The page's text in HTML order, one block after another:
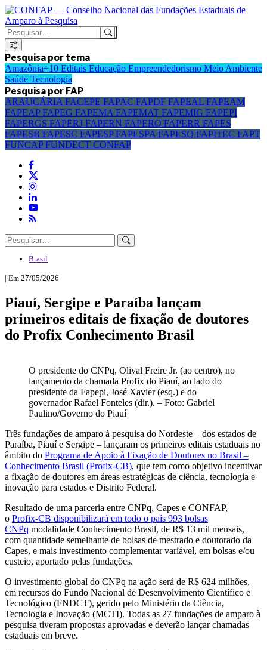
Pesquisa por tema
Amazônia+10 Editais Educação Empreendedorismo Meio Ambiente
Saúde Tecnologia
Pesquisa por FAP
ARAUCÁRIA FACEPE FAPAC FAPDF FAPEAL FAPEAM
FAPEAPFAPEG FAPEMA FAPEMAT FAPEMIG FAPEPI
FAPERGS FAPERJ FAPERN FAPERO FAPERR FAPES
FAPESB FAPESC FAPESPFAPESPA FAPESQ FAPITEC FAPT
FUNCAPFUNDECT CONFAP
Brasil
| Em 27/05/2026
Piauí, Sergipe e Paraíba lançam
primeiros editais de fixação de doutores
do Profix Conhecimento Brasil
O presidente do CNPq, Olival Freire Jr. (ao centro), no
lançamento da chamada Profix do Piauí, ao lado do
presidente da Fapepi, José Xavier (esq.) e do
governador Rafael Fonteles (dir.). – Foto: Gabriel
Paulino/Governo do Piauí
Três fundações de amparo à pesquisa do Nordeste – dos estados de
Paraíba, Piauí e Sergipe – lançaram os primeiros editais estaduais no
âmbito do Programa de Apoio à Fixação de Doutores no Brasil –
Conhecimento Brasil (Profix-CB), que tem como objetivo incentivar
a fixação de doutores em áreas estratégicas de ciência, tecnologia e
inovação para estados e Distrito Federal.
Resultado de uma parceria entre CNPq, Capes e CONFAP,
o Profix-CB disponibilizará em todo o país 993 bolsas
CNPq modalidade Conhecimento Brasil, de R$ 13 mil mensais,
com quantidade semelhante de bolsas de mestrado e doutorado da
Capes, e mais investimento complementar variável, em bolsas e/ou
custeio, aportado pelas fundações.
O investimento global do CNPq na ação será de R$ 624 milhões,
em recursos do Fundo Nacional de Desenvolvimento Científico e
Tecnológico (FNDCT), gerido pelo Ministério da Ciência,
Tecnologia e Inovação (MCTI). Todas as 27 fundações de amparo à
pesquisa tiveram propostas aprovadas e deverão lançar chamadas
estaduais em breve.